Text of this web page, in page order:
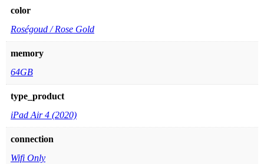
color
Roségoud / Rose Gold
memory
64GB
type_product
iPad Air 4 (2020)
connection
Wifi Only